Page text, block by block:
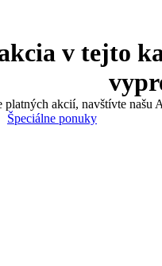
v tejto
platných akcií, navštívte
Špeciálne ponuky